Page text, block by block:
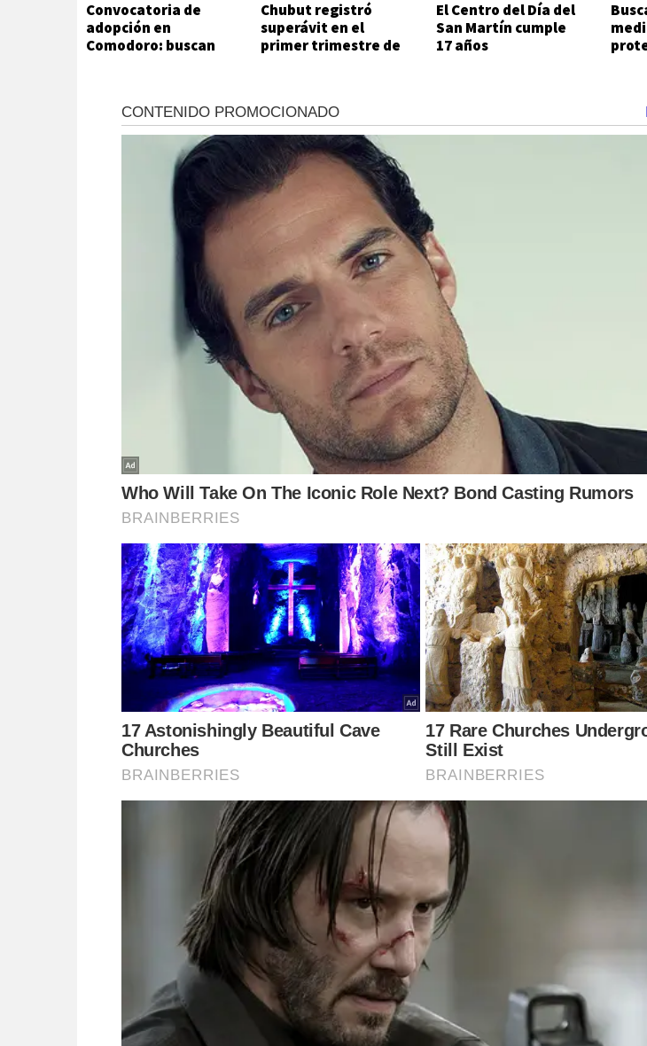
Convocatoria de
adopción en
Comodoro: buscan
Chubut registró
superávit en el
primer trimestre de
El Centro del Día del
San Martín cumple
17 años